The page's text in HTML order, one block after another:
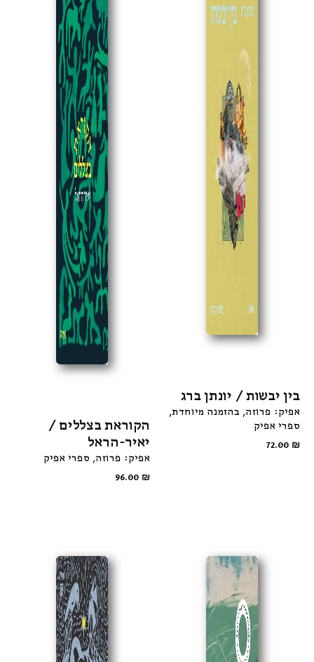
בין יבשות / יונתן ברג
אפיק: פרוזה בהזמנה מיוחדת
ספרי אפיק
72.00 ₪
הקוראת בצללים /
יאיר-הראל
אפיק: פרוזה ספרי אפיק
96.00 ₪